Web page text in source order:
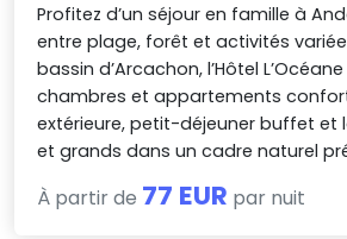
Profitez d’un séjour en famille à
entre plage, forêt et activités
bassin d’Arcachon, l’Hôtel
chambres et appartements
extérieure, petit-déjeuner buffet et
et grands dans un cadre naturel
À partir de 77 EUR par nuit